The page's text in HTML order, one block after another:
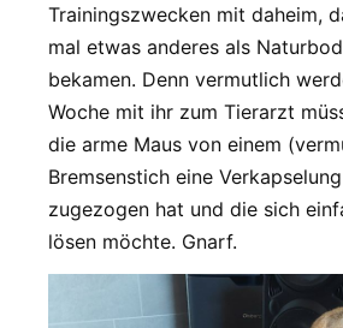
Trainingszwecken mit daheim,
mal etwas anderes als
bekamen. Denn vermutlich
Woche mit ihr zum Tierarzt
die arme Maus von einem
Bremsenstich eine
zugezogen hat und die sich
lösen möchte. Gnarf.